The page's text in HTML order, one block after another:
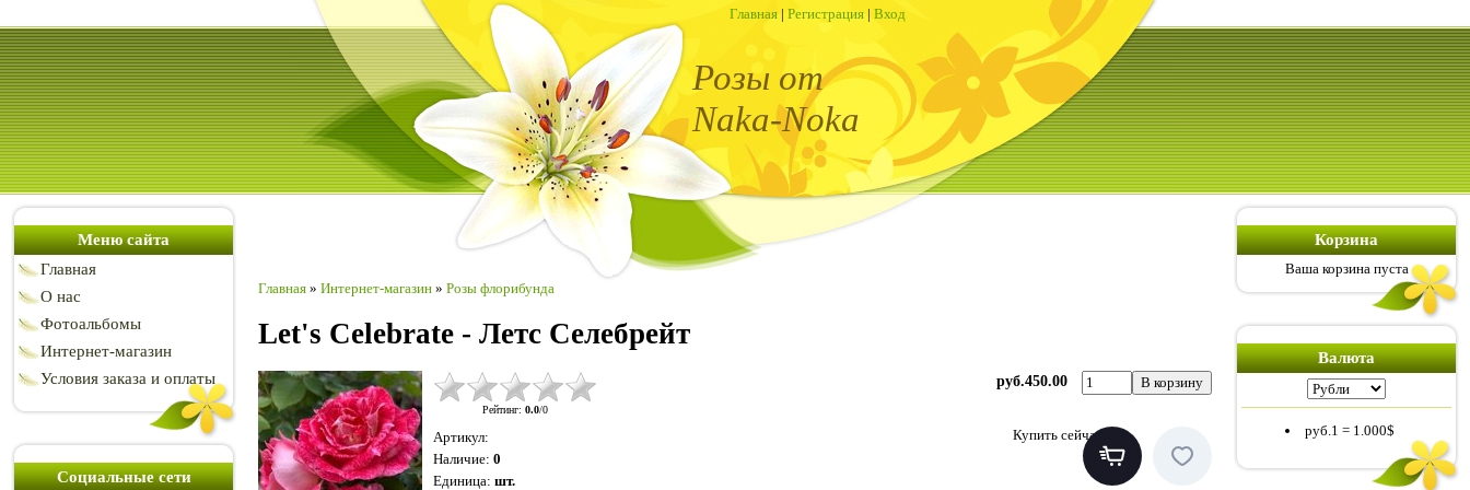
Главная | Регистрация | Вход
Розы от
Naka-Noka
Меню сайта
Главная
О нас
Фотоальбомы
Интернет-магазин
Условия заказа и оплаты
Социальные сети
Главная » Интернет-магазин » Розы флорибунда
Let's Celebrate - Летс Селебрейт
Рейтинг: 0.0/0
руб.450.00
Артикул:
Наличие: 0
Единица: шт.
Купить сейчас
Корзина
Ваша корзина пуста
Валюта
руб.1 = 1.000$